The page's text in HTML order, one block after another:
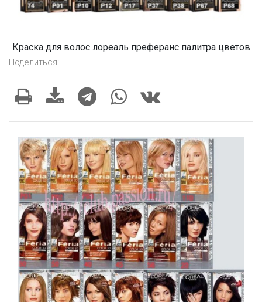
Краска для волос лореаль преферанс палитра цветов
Поделиться: